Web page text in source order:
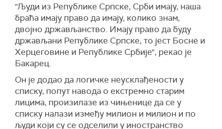
"Људи из Републике Српске, Срби имају, наша
браћа имају право да имају, колико знам,
двојно држављанство. Имају право да буду
држављани Републике Српске, то јест Босне и
Херцеговине и Републике Србије", рекао је
Бакарец.
Он је додао да логичке неусклађености у
списку, попут навода о екстремно старим
лицима, произилазе из чињенице да се у
списку налази између милион и милион и по
људи који су се одселили у иностранство